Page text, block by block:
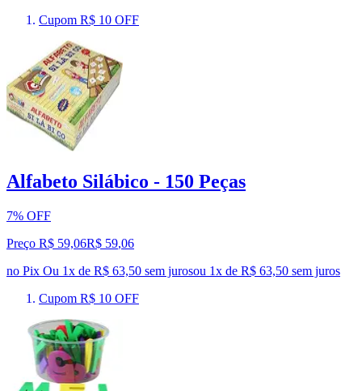
Cupom R$ 10 OFF
Alfabeto Silábico - 150 Peças
7% OFF
Preço R$ 59,06R$ 59,06
no Pix Ou 1x de R$ 63,50 sem jurosou 1x de R$ 63,50 sem juros
Cupom R$ 10 OFF